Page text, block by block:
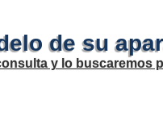
de su
y lo buscaremos